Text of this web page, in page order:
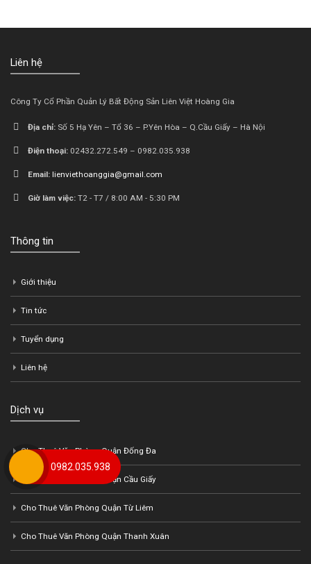
Liên hệ
Công Ty Cổ Phần Quản Lý Bất Động Sản Liên Việt Hoàng Gia
Địa chỉ: Số 5 Hạ Yên – Tổ 36 – P.Yên Hòa – Q.Cầu Giấy – Hà Nội
Điện thoại: 02432.272.549 – 0982.035.938
Email: lienviethoanggia@gmail.com
Giờ làm việc: T2 - T7 / 8:00 AM - 5:30 PM
Thông tin
Giới thiệu
Tin tức
Tuyển dụng
Liên hệ
Dịch vụ
Cho Thuê Văn Phòng Quận Đống Đa
Cho Thuê Văn Phòng Quận Cầu Giấy
Cho Thuê Văn Phòng Quận Từ Liêm
Cho Thuê Văn Phòng Quận Thanh Xuân
0982.035.938